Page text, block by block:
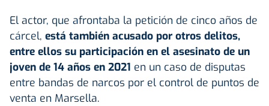
El actor, que afrontaba la petición de cinco años de
cárcel, está también acusado por otros delitos,
entre ellos su participación en el asesinato de un
joven de 14 años en 2021 en un caso de disputas
entre bandas de narcos por el control de puntos de
venta en Marsella.